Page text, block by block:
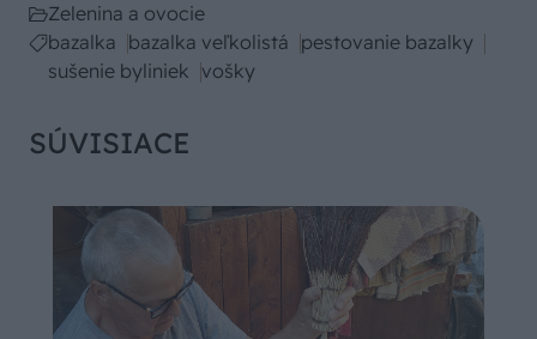
Zelenina a ovocie
bazalka bazalka veľkolistá pestovanie bazalky
sušenie byliniek vošky
SÚVISIACE